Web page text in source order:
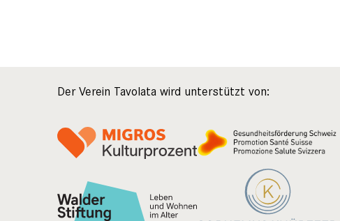
Der Verein Tavolata wird unterstützt von: